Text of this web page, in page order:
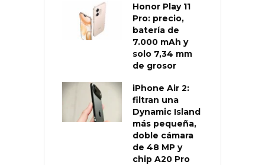
Honor Play 11
Pro: precio,
batería de
7.000 mAh y
solo 7,34 mm
de grosor
iPhone Air 2:
filtran una
Dynamic Island
más pequeña,
doble cámara
de 48 MP y
chip A20 Pro